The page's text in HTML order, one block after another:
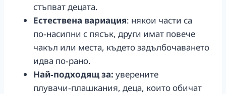
стъпват децата.
Естествена вариация: някои части са
по‑насипни с пясък, други имат повече
чакъл или места, където задълбочаването
идва по‑рано.
Най‑подходящ за: уверените
плувачи‑плашкания, деца, които обичат